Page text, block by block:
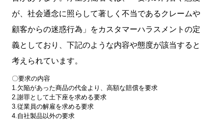
が、社会通念に照らして著しく不当であるクレームや
顧客からの迷惑行為」をカスタマーハラスメントの定
義としており、下記のような内容や態度が該当すると
考えられています。
〇要求の内容
1.欠陥があった商品の代金より、高額な賠償を要求
2.謝罪として土下座を求める要求
3.従業員の解雇を求める要求
4.自社製品以外の要求